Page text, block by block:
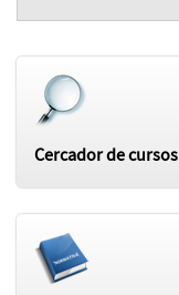
Cercador de cursos